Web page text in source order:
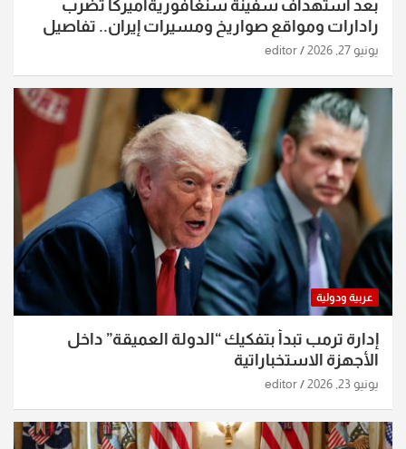
بعد استهداف سفينة سنغافوريةأميركا تضرب
رادارات ومواقع صواريخ ومسيرات إيران.. تفاصيل
الساعات الماضية
يونيو 27, 2026 editor
عربية ودولية
إدارة ترمب تبدأ بتفكيك “الدولة العميقة” داخل
الأجهزة الاستخباراتية
يونيو 23, 2026 editor